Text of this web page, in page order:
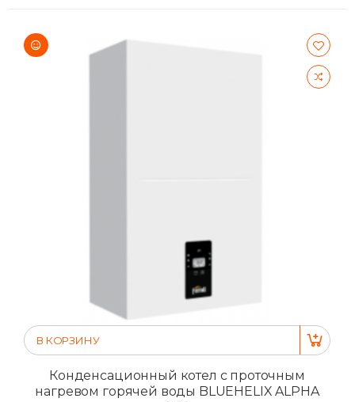
В КОРЗИНУ
Конденсационный котел с проточным
нагревом горячей воды BLUEHELIX ALPHA